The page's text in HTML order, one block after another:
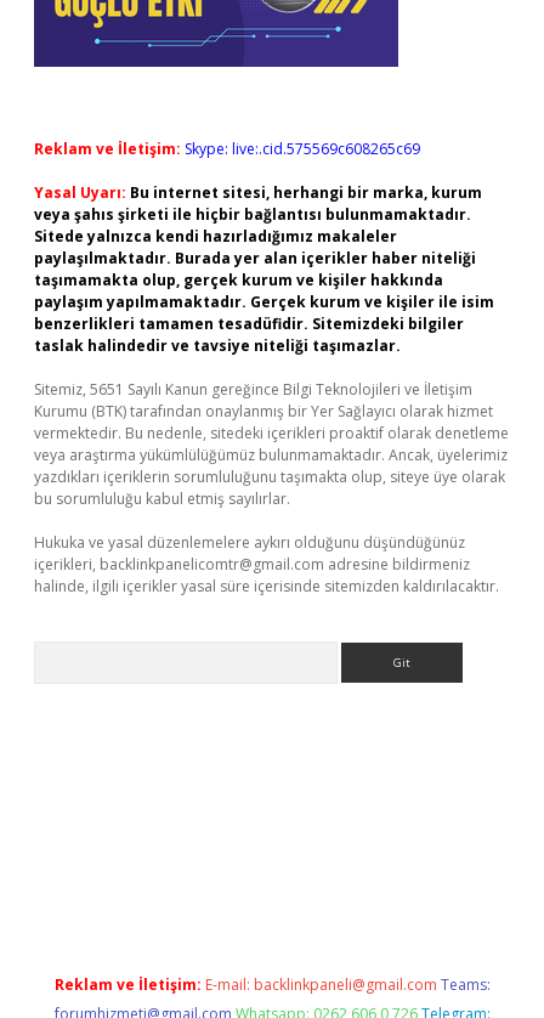
Reklam ve İletişim: Skype: live:.cid.575569c608265c69
Yasal Uyarı: Bu internet sitesi, herhangi bir marka, kurum
veya şahıs şirketi ile hiçbir bağlantısı bulunmamaktadır.
Sitede yalnızca kendi hazırladığımız makaleler
paylaşılmaktadır. Burada yer alan içerikler haber niteliği
taşımamakta olup, gerçek kurum ve kişiler hakkında
paylaşım yapılmamaktadır. Gerçek kurum ve kişiler ile isim
benzerlikleri tamamen tesadüfidir. Sitemizdeki bilgiler
taslak halindedir ve tavsiye niteliği taşımazlar.
Sitemiz, 5651 Sayılı Kanun gereğince Bilgi Teknolojileri ve İletişim
Kurumu (BTK) tarafından onaylanmış bir Yer Sağlayıcı olarak hizmet
vermektedir. Bu nedenle, sitedeki içerikleri proaktif olarak denetleme
veya araştırma yükümlülüğümüz bulunmamaktadır. Ancak, üyelerimiz
yazdıkları içeriklerin sorumluluğunu taşımakta olup, siteye üye olarak
bu sorumluluğu kabul etmiş sayılırlar.
Hukuka ve yasal düzenlemelere aykırı olduğunu düşündüğünüz
içerikleri, backlinkpanelicomtr@gmail.com adresine bildirmeniz
halinde, ilgili içerikler yasal süre içerisinde sitemizden kaldırılacaktır.
Reklam ve İletişim: E-mail: backlinkpaneli@gmail.com Teams:
forumhizmeti@gmail.com Whatsapp: 0262 606 0 726 Telegram: